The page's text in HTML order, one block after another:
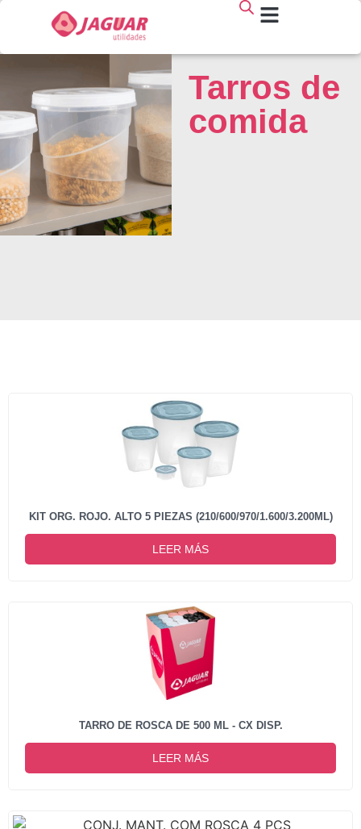
Tarros de
comida
KIT ORG. ROJO. ALTO 5 PIEZAS (210/600/970/1.600/3.200ML)
LEER MÁS
TARRO DE ROSCA DE 500 ML - CX DISP.
LEER MÁS